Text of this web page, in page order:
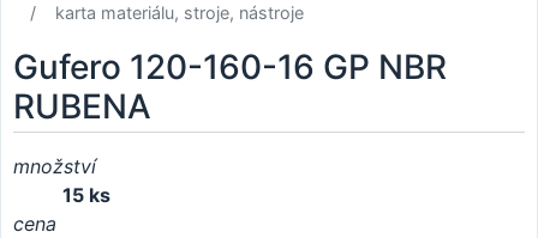
karta materiálu, stroje, nástroje
Gufero 120-160-16 GP NBR
RUBENA
množství
15 ks
cena